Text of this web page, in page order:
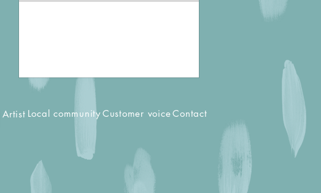
Artist Local communityCustomer voiceContact